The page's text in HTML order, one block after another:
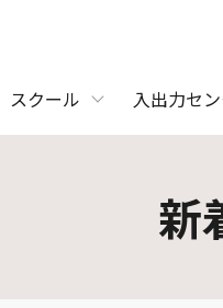
スクール 入出力セ
新